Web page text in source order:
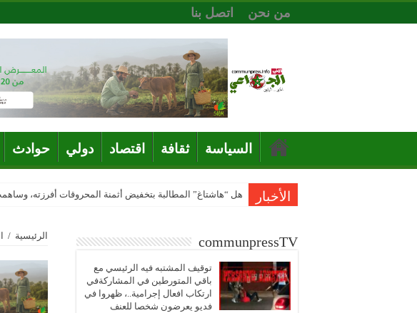
من نحن اتصل بنا
السياسة ثقافة اقتصاد دولي حوادث
الأخبار هل “هاشتاغ” المطالبة بتخفيض أثمنة المحروقات أفرزته،
الرئيسية / communpressTV
توقيف المشتبه فيه الرئيسي مع
باقي المتورطين في المشاركةفي
ارتكاب افعال إجرامية..، ظهروا في
فديو يعرضون شخصا للعنف